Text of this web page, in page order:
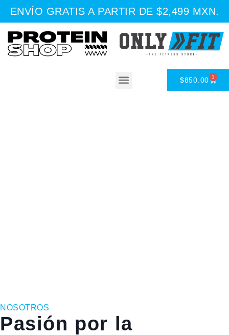
ENVÍO GRATIS A PARTIR DE $2,499 MXN.
$850.00 1
NOSOTROS
Pasión por la